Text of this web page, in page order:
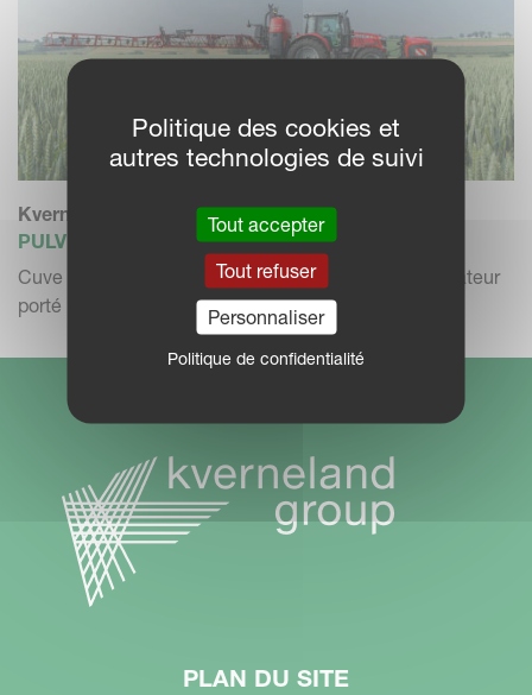
Kverneland iXtra
PULVÉRISATEUR PORTÉ AVANT
Cuve frontale iXtra en combinaison avec le pulvérisateur
porté iXter...
PLAN DU SITE
Politique des cookies et
autres technologies de suivi
Tout accepter
Tout refuser
Personnaliser
Politique de confidentialité